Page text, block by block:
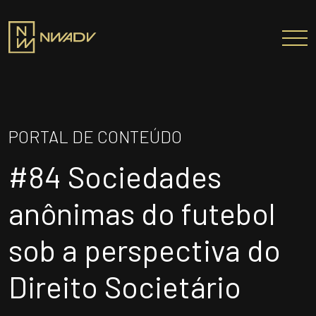
Entregas e Soluções
Pensamento Inovador
PROFISSIONAIS
ÁREAS DE ATUAÇÃO
INSTITUTO NELSON WILIANS
ATUAÇÃO INTERNACIONAL
PORTAL DE CONTEÚDO
#84 Sociedades
anônimas do futebol
sob a perspectiva do
Direito Societário